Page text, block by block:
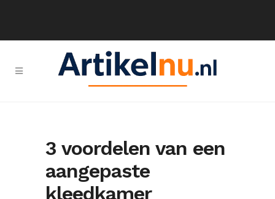
3 voordelen van een
aangepaste
kleedkamer